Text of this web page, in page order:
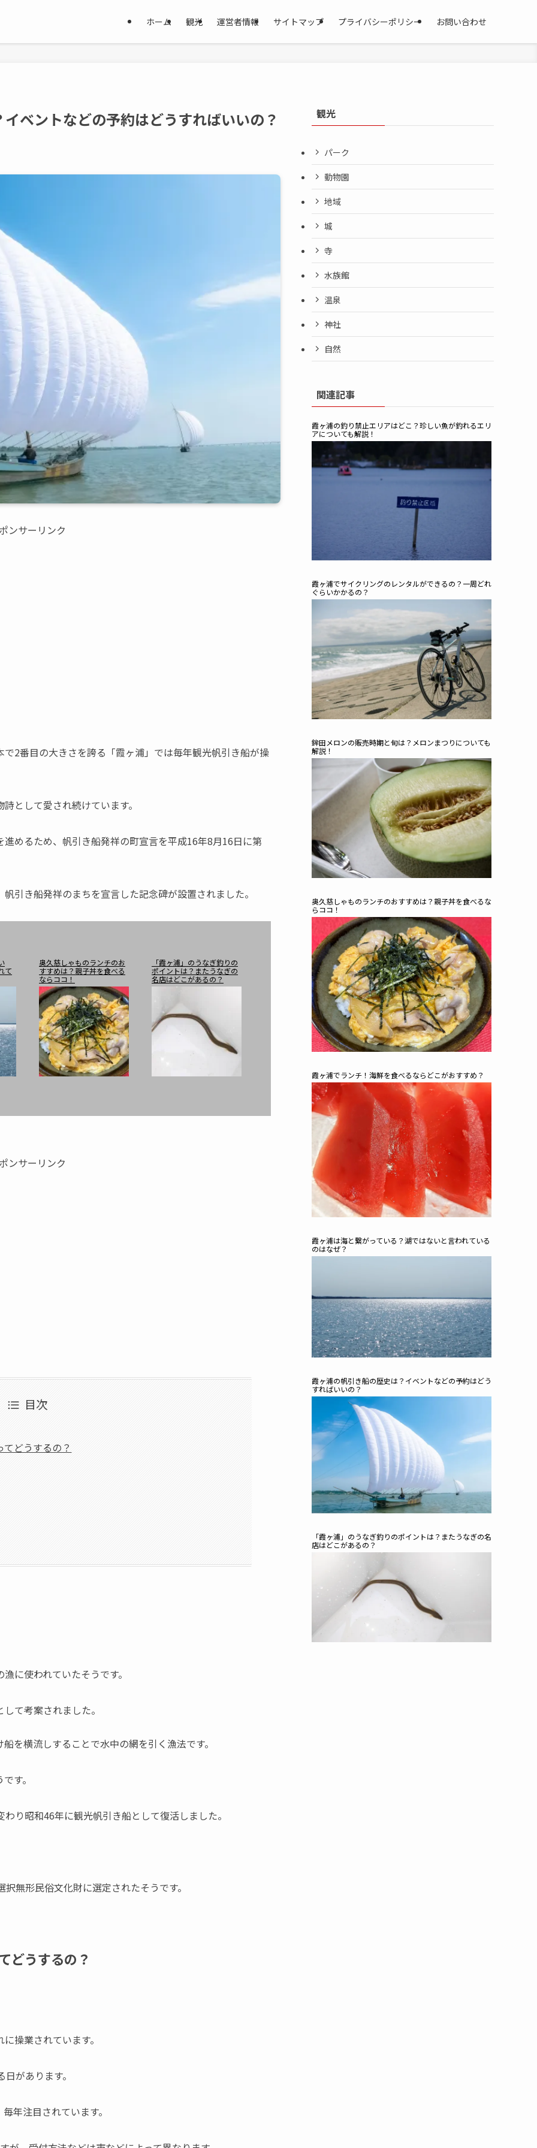
ホーム 観光 運営者情報 サイトマップ プライバシーポリシー お問い合わせ
ベントなどの予約はどうすればいいの？
ンサーリンク
2番目の大きさを誇る「霞ヶ浦」では毎年観光帆引き船が操
として愛され続けています。
めるため、帆引き船発祥の町宣言を平成16年8月16日に第
引き船発祥のまちを宣言した記念碑が設置されました。
て
奥久慈しゃものランチのお
すすめは？親子丼を食べる
ならココ！
「霞ヶ浦」のうなぎ釣りの
ポイントは？またうなぎの
名店はどこがあるの？
ンサーリンク
目次
どうするの？
に使われていたそうです。
て考案されました。
を横流しすることで水中の網を引く漁法です。
す。
り昭和46年に観光帆引き船として復活しました。
無形民俗文化財に選定されたそうです。
どうするの？
操業されています。
があります。
年注目されています。
観光
パーク
動物園
地域
城
寺
水族館
温泉
神社
自然
関連記事
霞ヶ浦の釣り禁止エリアはどこ？珍しい魚が釣れるエリ
アについても解説！
霞ヶ浦でサイクリングのレンタルができるの？一周どれ
ぐらいかかるの？
鉾田メロンの販売時期と旬は？メロンまつりについても
解説！
奥久慈しゃものランチのおすすめは？親子丼を食べるな
らココ！
霞ヶ浦でランチ！海鮮を食べるならどこがおすすめ？
霞ヶ浦は海と繋がっている？湖ではないと言われている
のはなぜ？
霞ヶ浦の帆引き船の歴史は？イベントなどの予約はどう
すればいいの？
「霞ヶ浦」のうなぎ釣りのポイントは？またうなぎの名
店はどこがあるの？